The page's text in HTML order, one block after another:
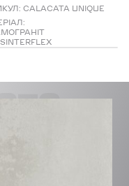
CALACATA UNIQUE